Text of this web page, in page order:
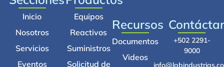
Inicio
Nosotros
Servicios
Eventos
Equipos
Reactivos
Suministros
Solicitud de
Recursos
Documentos
Videos
+502 2291-
9000